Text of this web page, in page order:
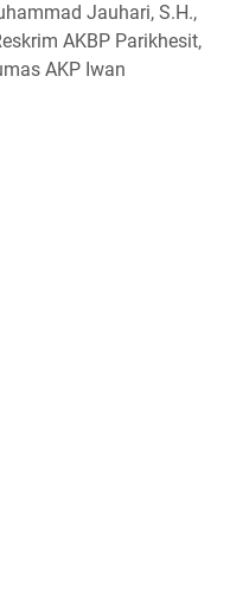
Jauhari, S.H.,
AKBP Parikhesit,
AKP Iwan